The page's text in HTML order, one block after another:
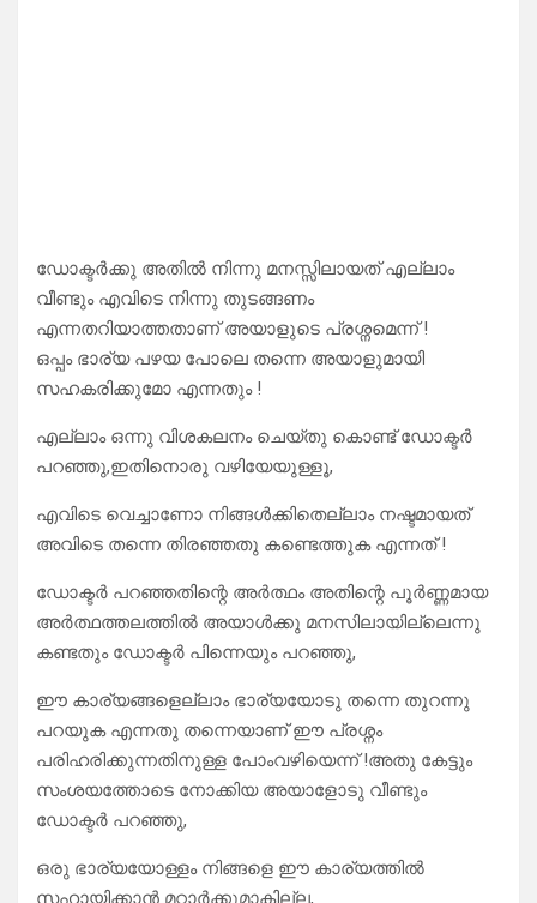
ഡോക്ടർക്കു അതിൽ നിന്നു മനസ്സിലായത് എല്ലാം
വീണ്ടും എവിടെ നിന്നു തുടങ്ങണം
എന്നതറിയാത്തതാണ് അയാളുടെ പ്രശ്നമെന്ന് !
ഒപ്പം ഭാര്യ പഴയ പോലെ തന്നെ അയാളുമായി
സഹകരിക്കുമോ എന്നതും !
എല്ലാം ഒന്നു വിശകലനം ചെയ്തു കൊണ്ട് ഡോക്ടർ
പറഞ്ഞു,ഇതിനൊരു വഴിയേയുള്ളൂ,
എവിടെ വെച്ചാണോ നിങ്ങൾക്കിതെല്ലാം നഷ്ടമായത്
അവിടെ തന്നെ തിരഞ്ഞതു കണ്ടെത്തുക എന്നത് !
ഡോക്ടർ പറഞ്ഞതിന്റെ അർത്ഥം അതിന്റെ പൂർണ്ണമായ
അർത്ഥത്തലത്തിൽ അയാൾക്കു മനസിലായില്ലെന്നു
കണ്ടതും ഡോക്ടർ പിന്നെയും പറഞ്ഞു,
ഈ കാര്യങ്ങളെല്ലാം ഭാര്യയോടു തന്നെ തുറന്നു
പറയുക എന്നതു തന്നെയാണ് ഈ പ്രശ്നം
പരിഹരിക്കുന്നതിനുള്ള പോംവഴിയെന്ന് !അതു കേട്ടും
സംശയത്തോടെ നോക്കിയ അയാളോടു വീണ്ടും
ഡോക്ടർ പറഞ്ഞു,
ഒരു ഭാര്യയോള്ളം നിങ്ങളെ ഈ കാര്യത്തിൽ